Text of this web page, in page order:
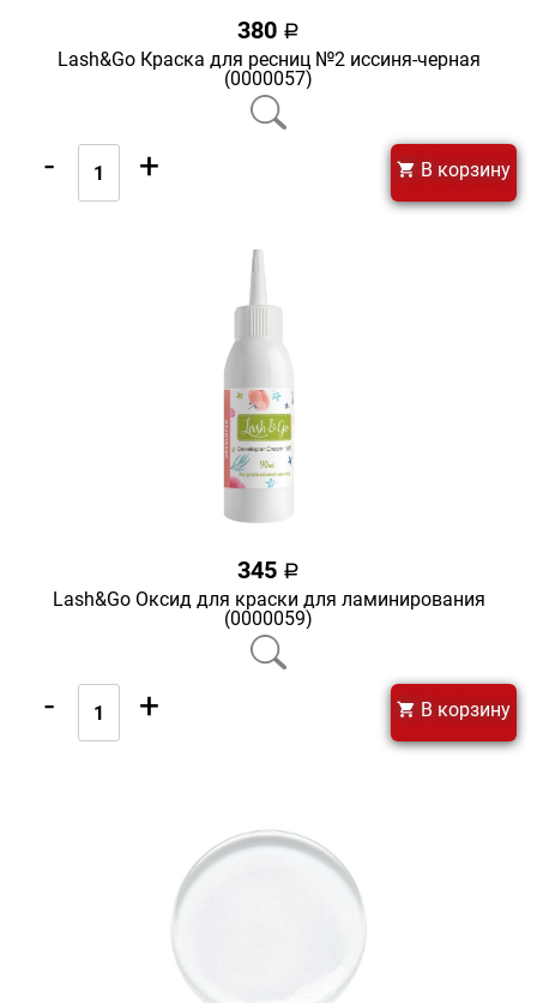
380 a
Lash&Go Краска для ресниц №2 иссиня-черная
(0000057)
- + В корзину
345 a
Lash&Go Оксид для краски для ламинирования
(0000059)
- + В корзину